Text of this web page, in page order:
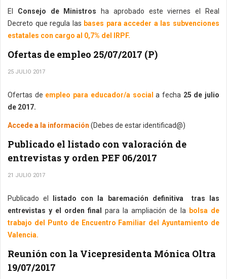
El Consejo de Ministros ha aprobado este viernes el Real
Decreto que regula las bases para acceder a las subvenciones
estatales con cargo al 0,7% del IRPF.
Ofertas de empleo 25/07/2017 (P)
25 JULIO 2017
Ofertas de empleo para educador/a sociala fecha 25 de julio
de 2017.
Accede a la información (Debes de estar identificad@)
Publicado el listado con valoración de
entrevistas y orden PEF 06/2017
21 JULIO 2017
Publicado el
listado con la baremación definitiva tras las
entrevistas y el orden final para la ampliación de la
bolsa de
trabajo del Punto de Encuentro Familiar del Ayuntamiento de
Valencia.
Reunión con la Vicepresidenta Mónica Oltra
19/07/2017